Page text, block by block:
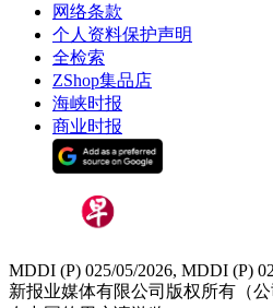
网络条款
个人资料保护声明
全检索
ZShop集品店
海峡时报
商业时报
MDDI (P) 025/05/2026, MDDI (P)
新报业媒体有限公司版权所有（公